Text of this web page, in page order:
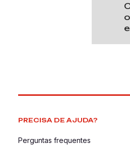
PRECISA DE AJUDA?
Perguntas frequentes